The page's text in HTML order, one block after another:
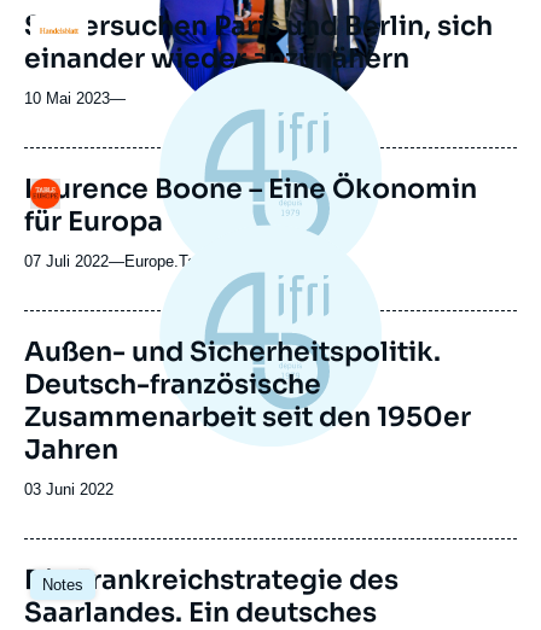
Logo
So versuchen Paris und Berlin, sich
einander wieder anzunähern
10 Mai 2023—
Logo
Laurence Boone – Eine Ökonomin
für Europa
07 Juli 2022—Nom
journal,
ou
émission
Europe.Table
Außen- und Sicherheitspolitik.
Deutsch-französische
Zusammenarbeit seit den 1950er
Jahren
Date
publication
03 Juni 2022
Notes
Image
principale
Die Frankreichstrategie des
Saarlandes. Ein deutsches